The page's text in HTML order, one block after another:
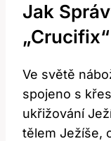
Jak
„Crucifix“
Ve světě
spojeno s
ukřižování
tělem Ježíše,